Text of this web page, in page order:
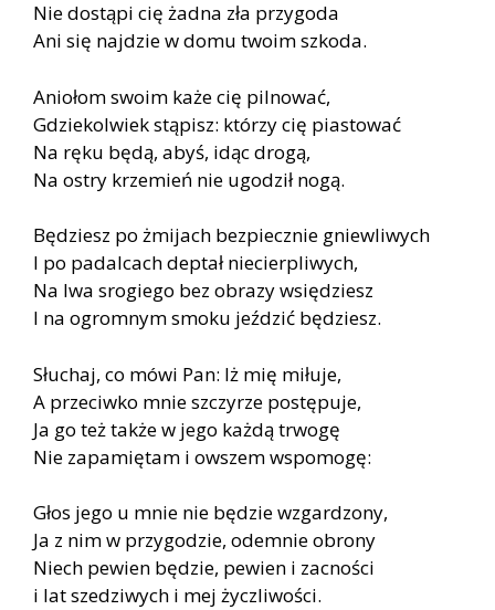
Nie dostąpi cię żadna zła przygoda
Ani się najdzie w domu twoim szkoda.
Aniołom swoim każe cię pilnować,
Gdziekolwiek stąpisz: którzy cię piastować
Na ręku będą, abyś, idąc drogą,
Na ostry krzemień nie ugodził nogą.
Będziesz po żmijach bezpiecznie gniewliwych
I po padalcach deptał niecierpliwych,
Na lwa srogiego bez obrazy wsiędziesz
I na ogromnym smoku jeździć będziesz.
Słuchaj, co mówi Pan: Iż mię miłuje,
A przeciwko mnie szczyrze postępuje,
Ja go też także w jego każdą trwogę
Nie zapamiętam i owszem wspomogę:
Głos jego u mnie nie będzie wzgardzony,
Ja z nim w przygodzie, odemnie obrony
Niech pewien będzie, pewien i zacności
i lat szedziwych i mej życzliwości.